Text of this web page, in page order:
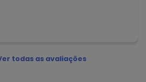
todas as avaliações